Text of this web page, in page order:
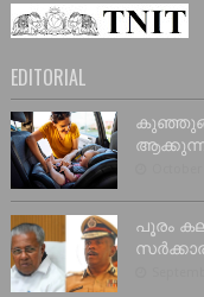
EDITORIAL
പൂരം